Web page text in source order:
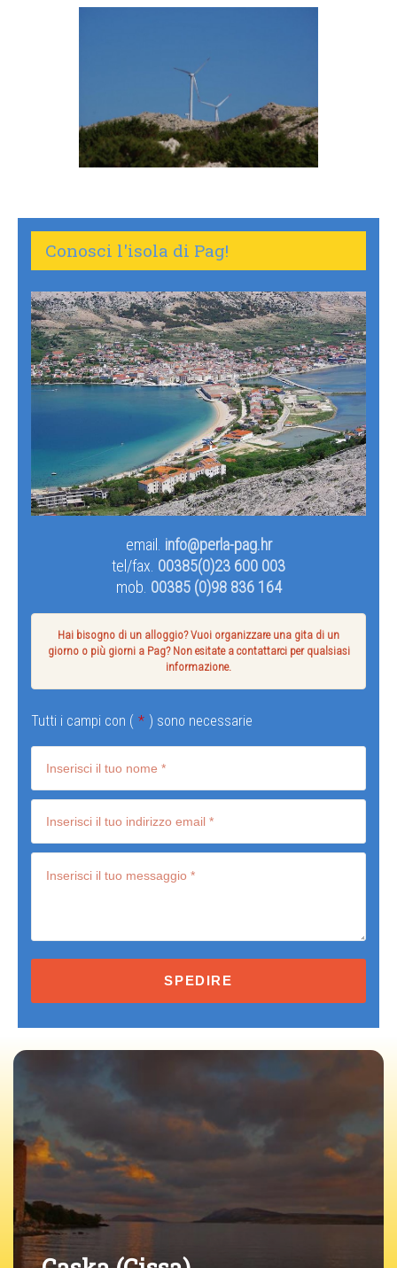
Conosci l'isola di Pag!
email. info@perla-pag.hr
tel/fax. 00385(0)23 600 003
mob. 00385 (0)98 836 164
Hai bisogno di un alloggio? Vuoi organizzare una gita di un
giorno o più giorni a Pag? Non esitate a contattarci per qualsiasi
informazione.
Tutti i campi con ( * ) sono necessarie
Terms
and
conditions